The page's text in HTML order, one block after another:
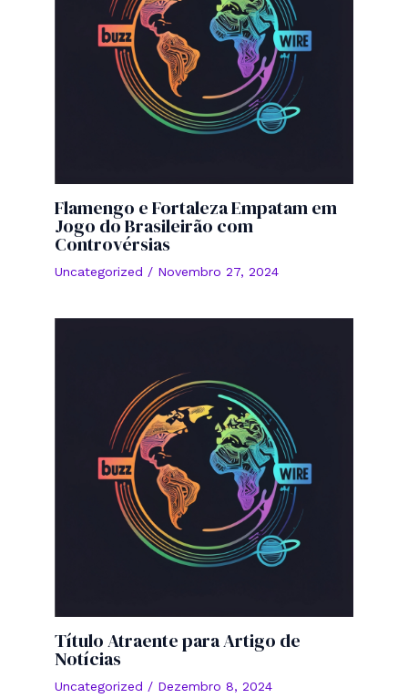
Flamengo e Fortaleza Empatam em
Jogo do Brasileirão com
Controvérsias
Uncategorized / Novembro 27, 2024
Título Atraente para Artigo de
Notícias
Uncategorized / Dezembro 8, 2024